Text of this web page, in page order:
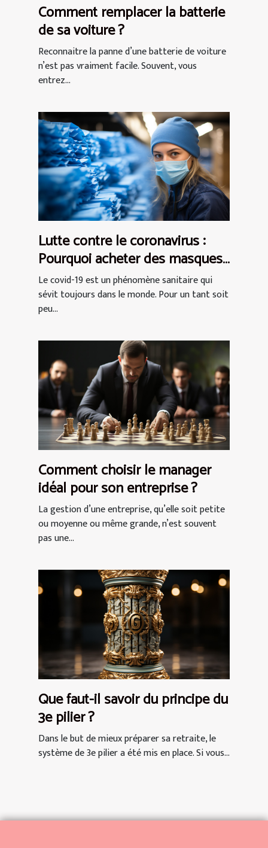
Comment remplacer la batterie
de sa voiture ?
Reconnaitre la panne d’une batterie de voiture
n’est pas vraiment facile. Souvent, vous
entrez...
Lutte contre le coronavirus :
Pourquoi acheter des masques
de protection AFNOR ?
Le covid-19 est un phénomène sanitaire qui
sévit toujours dans le monde. Pour un tant soit
peu...
Comment choisir le manager
idéal pour son entreprise ?
La gestion d’une entreprise, qu’elle soit petite
ou moyenne ou même grande, n’est souvent
pas une...
Que faut-il savoir du principe du
3e pilier ?
Dans le but de mieux préparer sa retraite, le
système de 3e pilier a été mis en place. Si vous...